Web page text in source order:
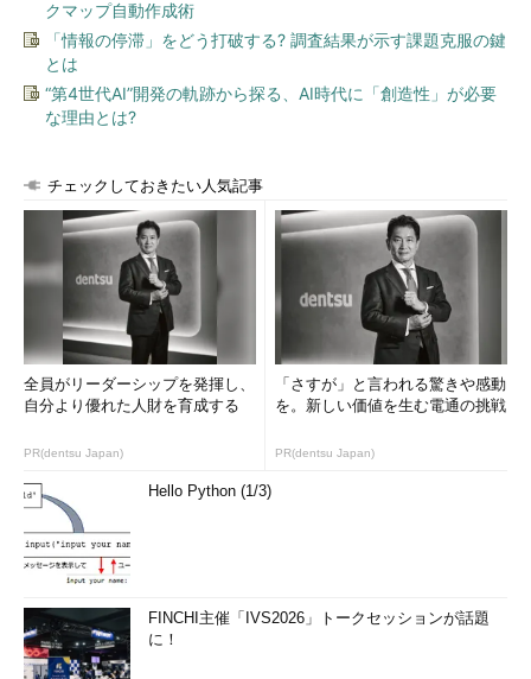
クマップ自動作成術
「情報の停滞」をどう打破する? 調査結果が示す課題克服の鍵
とは
“第4世代AI”開発の軌跡から探る、AI時代に「創造性」が必要
な理由とは?
チェックしておきたい人気記事
全員がリーダーシップを発揮し、
自分より優れた人財を育成する
PR(dentsu Japan)
「さすが」と言われる驚きや感動
を。新しい価値を生む電通の挑戦
PR(dentsu Japan)
Hello Python (1/3)
FINCHI主催「IVS2026」トークセッションが話題
に！